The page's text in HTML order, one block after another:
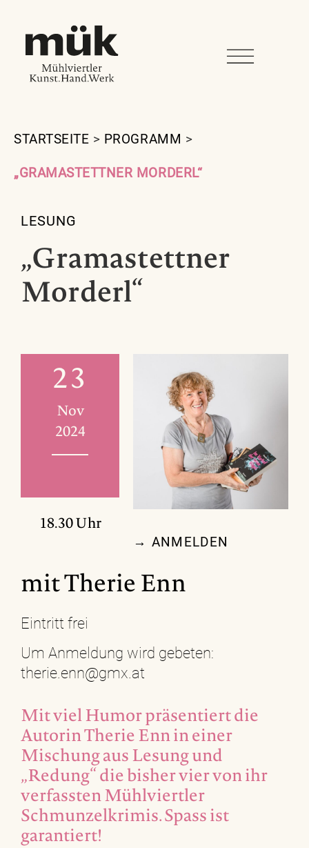
STARTSEITE > PROGRAMM >
„GRAMASTETTNER MORDERL“
LESUNG
„Gramastettner
Morderl“
23
Nov
2024
18.30 Uhr
→ ANMELDEN
mit Therie Enn
Eintritt frei
Um Anmeldung wird gebeten:
therie.enn@gmx.at
Mit viel Humor präsentiert die
Autorin Therie Enn in einer
Mischung aus Lesung und
„Redung“ die bisher vier von ihr
verfassten Mühlviertler
Schmunzelkrimis. Spass ist
garantiert!